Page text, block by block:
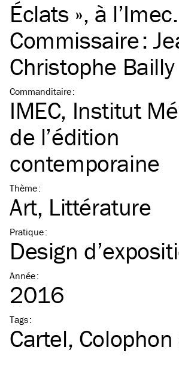
Éclats », à l’Imec.
Commissaire :
Christophe Bailly
Commanditaire:
IMEC, Institut
de l’édition
contemporaine
Thème:
Art Littérature
Pratique:
Design
Année:
2016
Tags:
Cartel